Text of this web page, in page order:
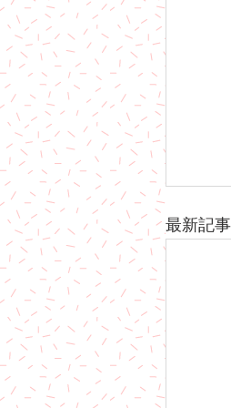
最新記事